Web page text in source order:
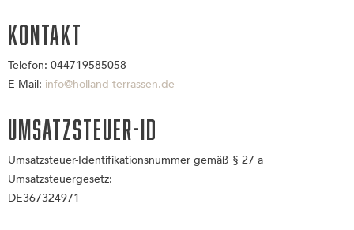
Kontakt
Telefon: 044719585058
E-Mail: info@holland-terrassen.de
Umsatzsteuer-ID
Umsatzsteuer-Identifikationsnummer gemäß § 27 a
Umsatzsteuergesetz:
DE367324971